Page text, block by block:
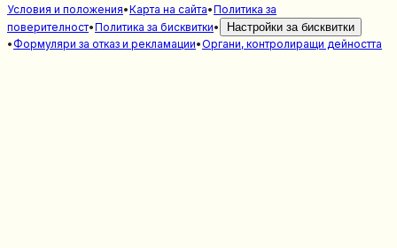
Условия и положения•Карта на сайта•Политика за
поверителност•Политика за бисквитки•
Настройки за бисквитки
• Формуляри за отказ и рекламации•Органи, контролиращи дейността